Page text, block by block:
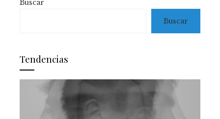
Buscar
Buscar
Tendencias